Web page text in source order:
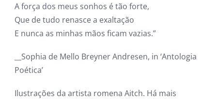
A força dos meus sonhos é tão forte,
Que de tudo renasce a exaltação
E nunca as minhas mãos ficam vazias.”
__Sophia de Mello Breyner Andresen, in ‘Antologia
Poética’
Ilustrações da artista romena Aitch. Há mais